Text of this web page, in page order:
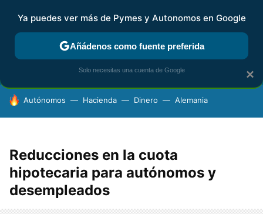
FISCALIDAD Y CONTABILIDAD KIT DIGITAL RENTA
HOY SE HABLA DE
Autónomos Hacienda Dinero Alemania
Reducciones en la cuota
hipotecaria para autónomos y
desempleados
×
Ya puedes ver más de Pymes y Autonomos en Google
Añádenos como fuente preferida
Solo necesitas una cuenta de Google